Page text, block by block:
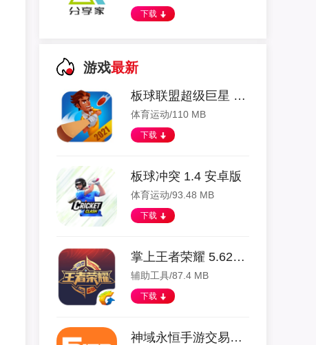
下载
游戏最新
板球联盟超级巨星 1.0.0 安卓版
体育运动/110 MB
下载
板球冲突 1.4 安卓版
体育运动/93.48 MB
下载
掌上王者荣耀 5.62.204 安卓版
辅助工具/87.4 MB
下载
神域永恒手游交易平台 4.0.2 安卓版